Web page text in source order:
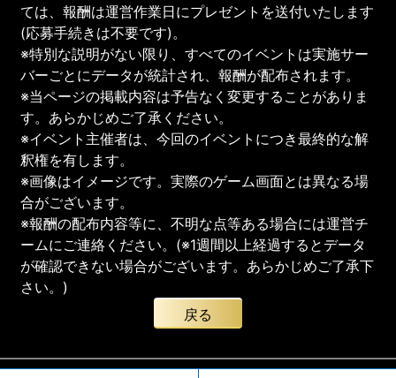
ては、報酬は運営作業日にプレゼントを送付いたします
(応募手続きは不要です)。
※特別な説明がない限り、すべてのイベントは実施サー
バーごとにデータが統計され、報酬が配布されます。
※当ページの掲載内容は予告なく変更することがありま
す。あらかじめご了承ください。
※イベント主催者は、今回のイベントにつき最終的な解
釈権を有します。
※画像はイメージです。実際のゲーム画面とは異なる場
合がございます。
※報酬の配布内容等に、不明な点等ある場合には運営チ
ームにご連絡ください。(※1週間以上経過するとデータ
が確認できない場合がございます。あらかじめご了承下
さい。)
戻る